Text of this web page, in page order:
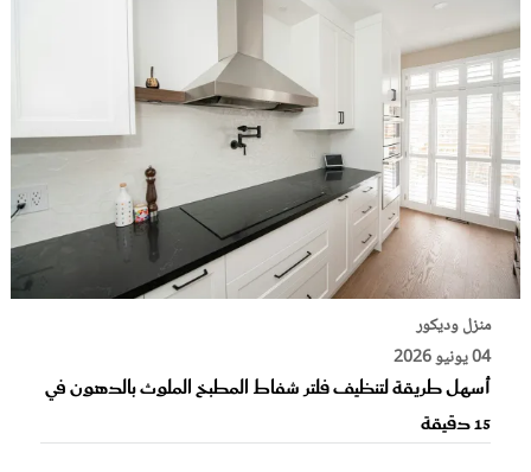
منزل وديكور
04 يونيو 2026
أسهل طريقة لتنظيف فلتر شفاط المطبخ الملوث بالدهون في
15 دقيقة